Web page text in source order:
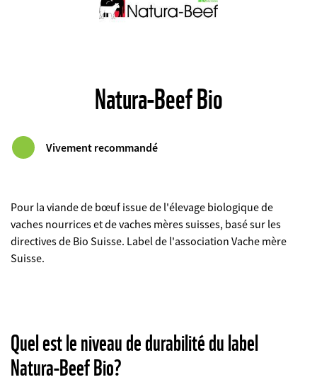
Natura-Beef Bio
Vivement recommandé
Pour la viande de bœuf issue de l'élevage biologique de
vaches nourrices et de vaches mères suisses, basé sur les
directives de Bio Suisse. Label de l'association Vache mère
Suisse.
Quel est le niveau de durabilité du label
Natura-Beef Bio?